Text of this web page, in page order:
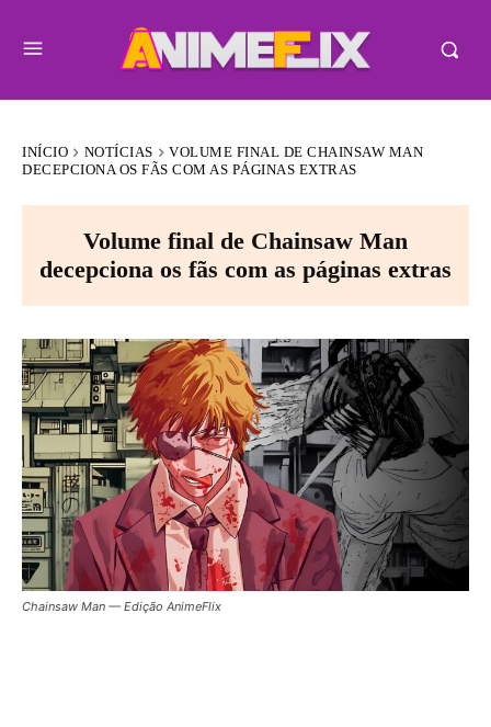
INÍCIO NOTÍCIAS
VOLUME FINAL DE CHAINSAW MAN
DECEPCIONA OS FÃS COM AS PÁGINAS EXTRAS
Volume final de Chainsaw Man
decepciona os fãs com as páginas extras
Chainsaw Man — Edição AnimeFlix